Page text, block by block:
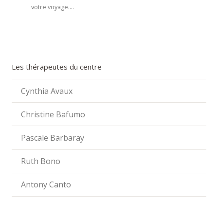
votre voyage....
Les thérapeutes du centre
Cynthia Avaux
Christine Bafumo
Pascale Barbaray
Ruth Bono
Antony Canto